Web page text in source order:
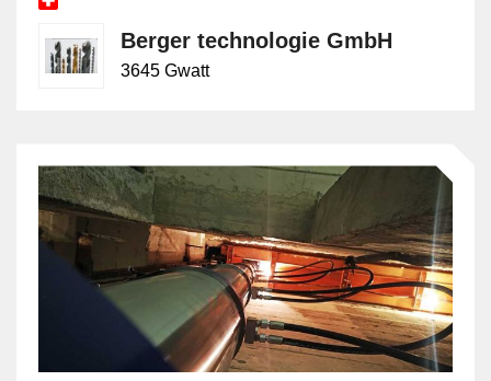
Berger technologie GmbH
3645 Gwatt